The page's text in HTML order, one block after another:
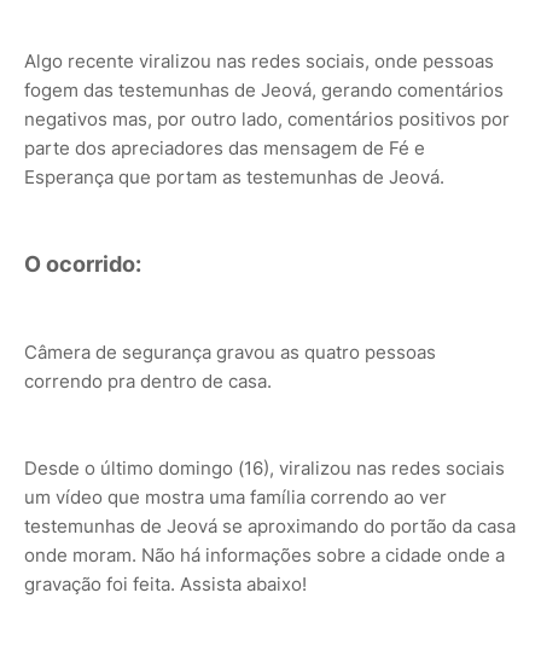
Algo recente viralizou nas redes sociais, onde pessoas
fogem das testemunhas de Jeová, gerando comentários
negativos mas, por outro lado, comentários positivos por
parte dos apreciadores das mensagem de Fé e
Esperança que portam as testemunhas de Jeová.
O ocorrido:
Câmera de segurança gravou as quatro pessoas
correndo pra dentro de casa.
Desde o último domingo (16), viralizou nas redes sociais
um vídeo que mostra uma família correndo ao ver
testemunhas de Jeová se aproximando do portão da casa
onde moram. Não há informações sobre a cidade onde a
gravação foi feita. Assista abaixo!